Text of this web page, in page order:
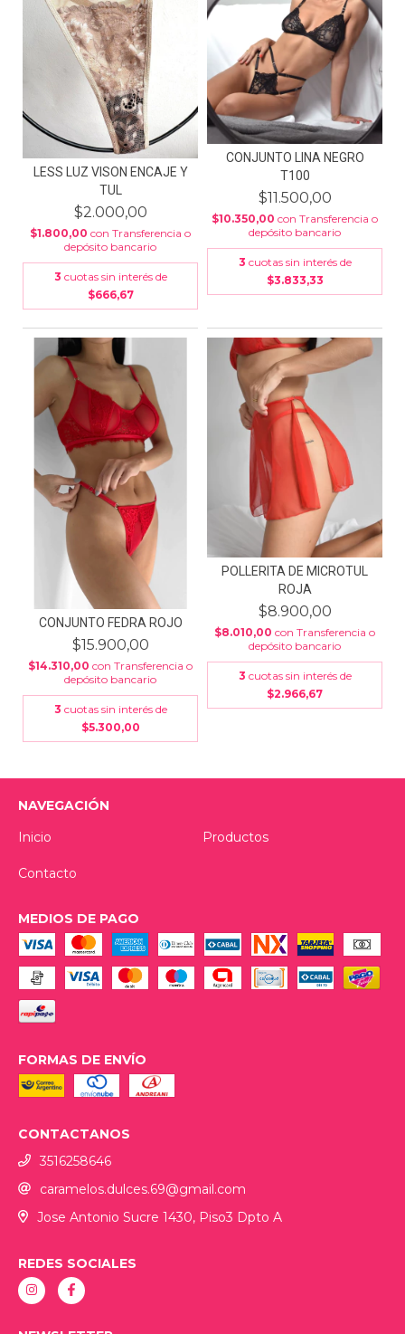
LESS LUZ VISON ENCAJE Y
TUL
$2.000,00
$1.800,00 con Transferencia o
depósito bancario
3 cuotas sin interés de
$666,67
CONJUNTO LINA NEGRO
T100
$11.500,00
$10.350,00 con Transferencia o
depósito bancario
3 cuotas sin interés de
$3.833,33
CONJUNTO FEDRA ROJO
$15.900,00
$14.310,00 con Transferencia o
depósito bancario
3 cuotas sin interés de
$5.300,00
POLLERITA DE MICROTUL
ROJA
$8.900,00
$8.010,00 con Transferencia o
depósito bancario
3 cuotas sin interés de
$2.966,67
NAVEGACIÓN
Inicio
Productos
Contacto
MEDIOS DE PAGO
FORMAS DE ENVÍO
CONTACTANOS
3516258646
caramelos.dulces.69@gmail.com
Jose Antonio Sucre 1430, Piso3 Dpto A
REDES SOCIALES